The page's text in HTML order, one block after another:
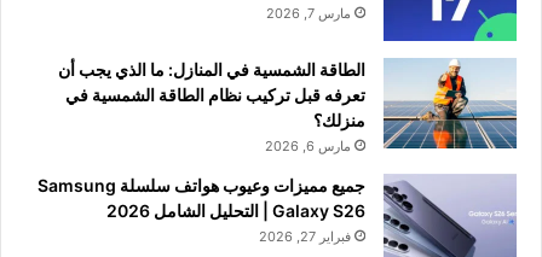
مارس 7, 2026
الطاقة الشمسية في المنازل: ما الذي يجب أن
تعرفه قبل تركيب نظام الطاقة الشمسية في
منزلك؟
مارس 6, 2026
جميع مميزات وعيوب هواتف سلسلة Samsung
Galaxy S26 | التحليل الشامل 2026
فبراير 27, 2026